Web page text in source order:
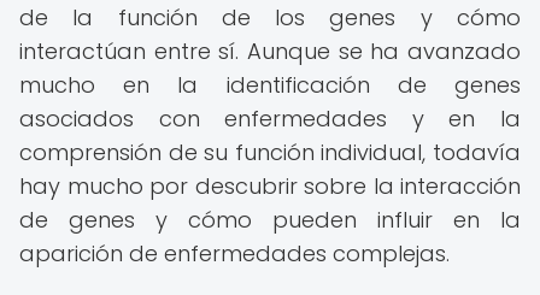
de la función de los genes y cómo
interactúan entre sí. Aunque se ha avanzado
mucho en la identificación de genes
asociados con enfermedades y en la
comprensión de su función individual, todavía
hay mucho por descubrir sobre la interacción
de genes y cómo pueden influir en la
aparición de enfermedades complejas.